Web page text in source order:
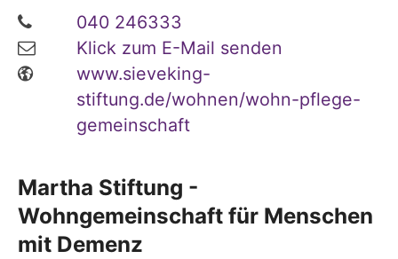
040 246333
Klick zum E-Mail senden
www.sieveking-
stiftung.de/wohnen/wohn-pflege-
gemeinschaft
Martha Stiftung -
Wohngemeinschaft für Menschen
mit Demenz